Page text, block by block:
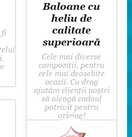
fi
Baloane cu
heliu de
calitate
superioară
Cele mai diverse
compoziții, pentru
cele mai deosebite
ocazii. Cu drag
ajutăm clienții noștri
să aleagă cadoul
potrivit pentru
oricine!